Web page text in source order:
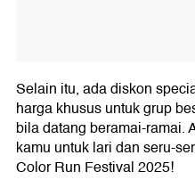
Selain itu, ada diskon
harga khusus untuk grup
bila datang beramai-ramai.
kamu untuk lari dan seru-
Color Run Festival 2025!